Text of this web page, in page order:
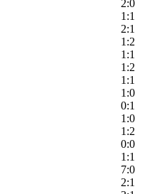
2:0
1:1
2:1
1:2
1:1
1:2
1:1
1:0
0:1
1:0
1:2
0:0
1:1
7:0
2:1